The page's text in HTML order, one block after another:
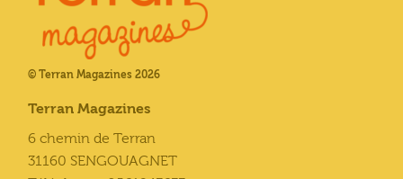
© Terran Magazines 2026
Terran Magazines
6 chemin de Terran
31160 SENGOUAGNET